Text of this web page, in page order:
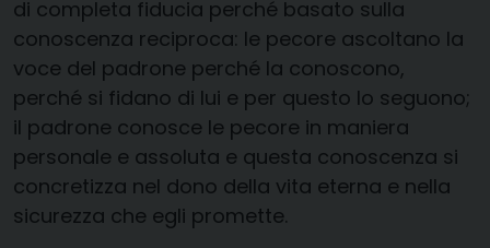
di completa fiducia perché basato sulla
conoscenza reciproca: le pecore ascoltano la
voce del padrone perché la conoscono,
perché si fidano di lui e per questo lo seguono;
il padrone conosce le pecore in maniera
personale e assoluta e questa conoscenza si
concretizza nel dono della vita eterna e nella
sicurezza che egli promette.